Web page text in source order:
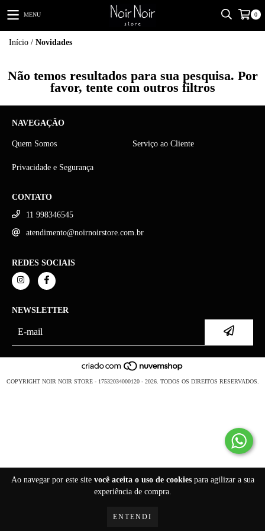
Ao navegar por este site você aceita o uso de cookiespara agilizar a sua
experiência de compra.
ENTENDI
MENU 0
Início / Novidades
Não temos resultados para sua pesquisa. Por
favor, tente com outros filtros
NAVEGAÇÃO
Quem Somos Serviço ao Cliente
Privacidade e Segurança
CONTATO
11 998346545
atendimento@noirnoirstore.com.br
REDES SOCIAIS
NEWSLETTER
COPYRIGHT NOIR NOIR STORE - 17532034000120 - 2026. TODOS OS DIREITOS RESERVADOS.